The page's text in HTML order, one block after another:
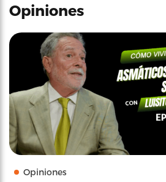
Opiniones
Opiniones